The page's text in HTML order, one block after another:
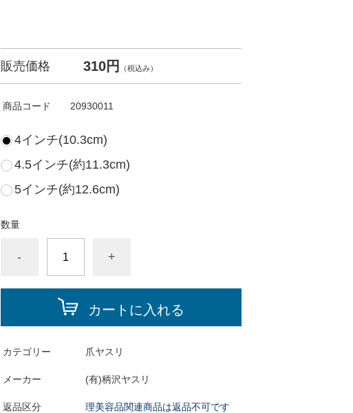
販売価格 310円 （税込み）
商品コード 20930011
4インチ(10.3cm)
4.5インチ(約11.3cm)
5インチ(約12.6cm)
数量
- +
カートに入れる
カテゴリー 爪ヤスリ
メーカー (有)柄沢ヤスリ
返品区分 理美容品関連商品は返品不可です